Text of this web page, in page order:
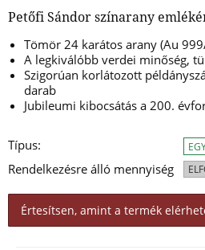
Petőfi Sándor színarany
Tömör 24 karátos arany (Au
A legkiválóbb verdei minőség,
Szigorúan korlátozott
darab
Jubileumi kibocsátás a 200.
Típus:
Rendelkezésre álló mennyiség
Értesítsen, amint a termék